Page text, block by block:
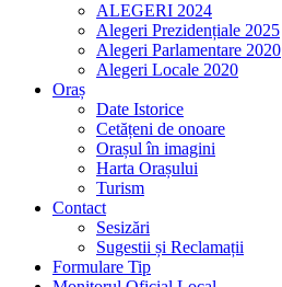
ALEGERI 2024
Alegeri Prezidențiale 2025
Alegeri Parlamentare 2020
Alegeri Locale 2020
Oraș
Date Istorice
Cetățeni de onoare
Orașul în imagini
Harta Orașului
Turism
Contact
Sesizări
Sugestii și Reclamații
Formulare Tip